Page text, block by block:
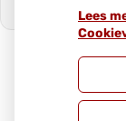
Lees